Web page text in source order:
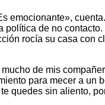
emocionante»,
de no
rocía su casa con
de mis
para mecer a un
quedes sin aliento,